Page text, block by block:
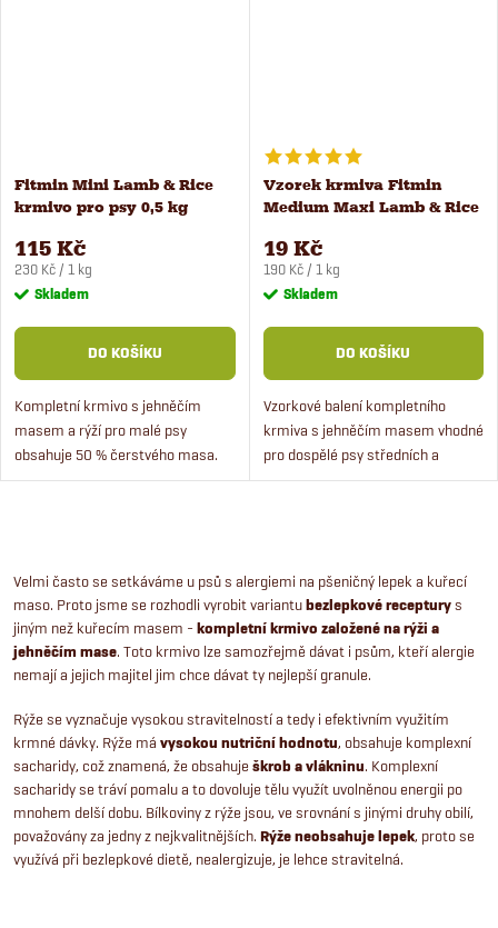
Fitmin Mini Lamb & Rice
krmivo pro psy 0,5 kg
115 Kč
Měrná
cena:
230 Kč / 1 kg
Skladem
DO KOŠÍKU
Kompletní krmivo s jehněčím
masem a rýží pro malé psy
obsahuje 50 % čerstvého masa.
Fitmin Mini Lamb & Rice je vhodné
Vzorek krmiva Fitmin
Medium Maxi Lamb & Rice
19 Kč
Měrná
cena:
190 Kč / 1 kg
Skladem
DO KOŠÍKU
Vzorkové balení kompletního
krmiva s jehněčím masem vhodné
pro dospělé psy středních a
velkých plemen, kteří mají
v
l
á
d
a
c
í
Velmi často se setkáváme u psů s alergiemi na pšeničný lepek a kuřecí
maso. Proto jsme se rozhodli vyrobit variantubezlepkové recepturys
jiným než kuřecím masem - kompletní krmivo založené na rýži a
jehněčím mase. Toto krmivo lze samozřejmě dávat i psům, kteří alergie
nemají a jejich majitel jim chce dávat ty nejlepší granule.
Rýže se vyznačuje vysokou stravitelností a tedy i efektivním využitím
krmné dávky. Rýže má vysokou nutriční hodnotu, obsahuje komplexní
sacharidy, což znamená, že obsahuje škrob a vlákninu. Komplexní
sacharidy se tráví pomalu a to dovoluje tělu využít uvolněnou energii po
mnohem delší dobu. Bílkoviny z rýže jsou, ve srovnání s jinými druhy obilí,
považovány za jedny z nejkvalitnějších. Rýže neobsahuje lepek, proto se
využívá při bezlepkové dietě, nealergizuje, je lehce stravitelná.